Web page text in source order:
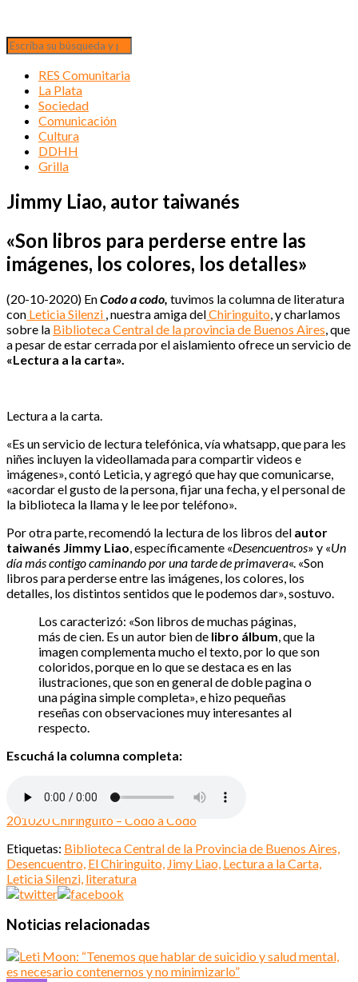
RES Comunitaria
La Plata
Sociedad
Comunicación
Cultura
DDHH
Grilla
Jimmy Liao, autor taiwanés
«Son libros para perderse entre las
imágenes, los colores, los detalles»
(20-10-2020) EnCodo a codo, tuvimos la columna de literatura
con Leticia Silenzi , nuestra amiga delChiringuito , y charlamos
sobre la Biblioteca Central de la provincia de Buenos Aires , que
a pesar de estar cerrada por el aislamiento ofrece un servicio de
«Lectura a la carta».
Lectura a la carta.
«Es un servicio de lectura telefónica, vía whatsapp, que para les
niñes incluyen la videollamada para compartir videos e
imágenes», contó Leticia, y agregó que hay que comunicarse,
«acordar el gusto de la persona, fijar una fecha, y el personal de
la biblioteca la llama y le lee por teléfono».
Por otra parte, recomendó la lectura de los libros del autor
taiwanés Jimmy Liao , específicamente «Desencuentros» y «Un
día más contigo caminando por una tarde de primavera«. «Son
libros para perderse entre las imágenes, los colores, los
detalles, los distintos sentidos que le podemos dar», sostuvo.
Los caracterizó: «Son libros de muchas páginas,
más de cien. Es un autor bien de libro álbum , que la
imagen complementa mucho el texto, por lo que son
coloridos, porque en lo que se destaca es en las
ilustraciones, que son en general de doble pagina o
una página simple completa», e hizo pequeñas
reseñas con observaciones muy interesantes al
respecto.
Escuchá la columna completa:
201020 Chiringuito – Codo a Codo
Etiquetas: Biblioteca Central de la Provincia de Buenos Aires,
Desencuentro, El Chiringuito, Jimy Liao, Lectura a la Carta,
Leticia Silenzi, literatura
Noticias relacionadas